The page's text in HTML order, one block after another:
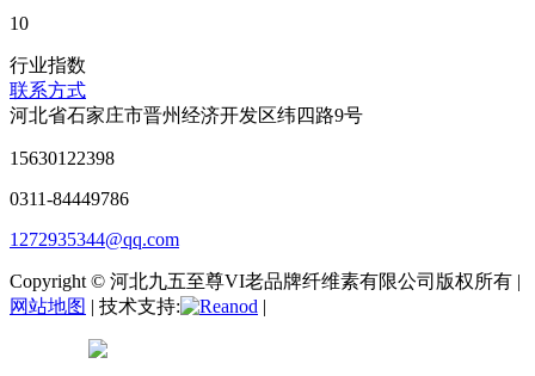
10
行业指数
联系方式
河北省石家庄市晋州经济开发区纬四路9号
15630122398
0311-84449786
1272935344@qq.com
Copyright © 河北九五至尊VI老品牌纤维素有限公司版权所有 |
网站地图 | 技术支持: |